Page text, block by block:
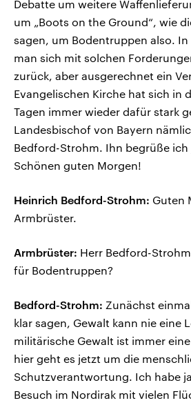
Debatte um weitere
um „Boots on the Ground“, wie
sagen, um Bodentruppen also.
man sich mit solchen
zurück, aber ausgerechnet ein
Evangelischen Kirche hat sich in
Tagen immer wieder dafür stark
Landesbischof von Bayern
Bedford-Strohm. Ihn begrüße ich
Schönen guten Morgen!
Heinrich Bedford-Strohm: Guten
Armbrüster.
Armbrüster: Herr Bedford-
für Bodentruppen?
Bedford-Strohm: Zunächst
klar sagen, Gewalt kann nie eine
militärische Gewalt ist immer
hier geht es jetzt um die
Schutzverantwortung. Ich habe
Besuch im Nordirak mit vielen